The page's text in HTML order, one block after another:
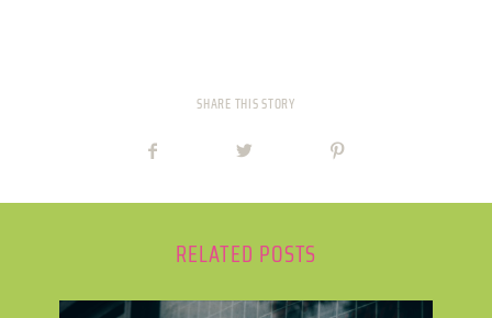
ONLINE SHOP
SHARE THIS STORY
RELATED POSTS